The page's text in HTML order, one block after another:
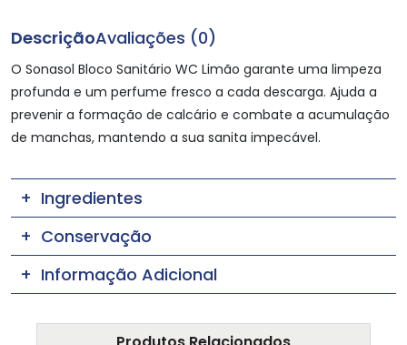
DescriçãoAvaliações (0)
O Sonasol Bloco Sanitário WC Limão garante uma limpeza
profunda e um perfume fresco a cada descarga. Ajuda a
prevenir a formação de calcário e combate a acumulação
de manchas, mantendo a sua sanita impecável.
Ingredientes
Conservação
Informação Adicional